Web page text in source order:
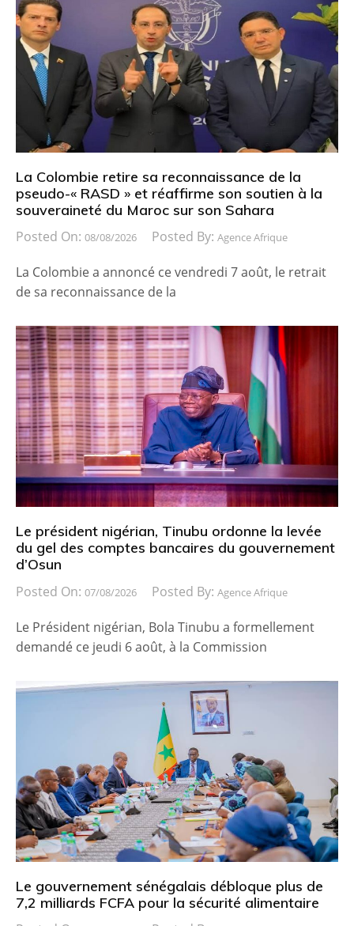
La Colombie retire sa reconnaissance de la
pseudo-« RASD » et réaffirme son soutien à la
souveraineté du Maroc sur son Sahara
Posted On: 08/08/2026 Posted By: Agence Afrique
La Colombie a annoncé ce vendredi 7 août, le retrait
de sa reconnaissance de la
Le président nigérian, Tinubu ordonne la levée
du gel des comptes bancaires du gouvernement
d’Osun
Posted On: 07/08/2026 Posted By: Agence Afrique
Le Président nigérian, Bola Tinubu a formellement
demandé ce jeudi 6 août, à la Commission
Le gouvernement sénégalais débloque plus de
7,2 milliards FCFA pour la sécurité alimentaire